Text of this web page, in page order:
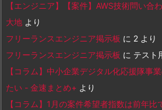
【エンジニア】【案件】AWS技術問い合
大地 より
フリーランスエンジニア掲示板 に 2 より
フリーランスエンジニア掲示板 に テスト
【コラム】中小企業デジタル化応援隊事
たい - 金速まとめ+ より
【コラム】1月の案件希望者指数は前年